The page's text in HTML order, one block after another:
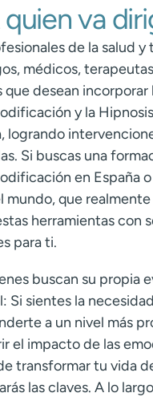
va
de la salud y
médicos,
que desean incorporar
y la
logrando
Si buscas una
en España
mundo, que
herramientas con
para ti.
buscan su propia
Si sientes la
a un nivel más
el impacto de las
transformar tu vida
las claves. A lo